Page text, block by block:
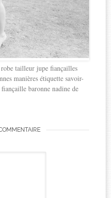
tailleur jupe fiançailles
manières étiquette savoir-
baronne nadine de